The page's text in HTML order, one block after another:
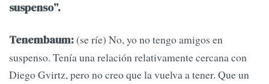
suspenso”.
Tenembaum:(se ríe) No, yo no tengo amigos en
suspenso. Tenía una relación relativamente cercana con
Diego Gvirtz, pero no creo que la vuelva a tener. Que un